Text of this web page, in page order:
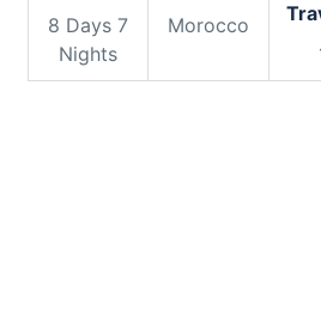
8 Days 7
Nights
Morocco